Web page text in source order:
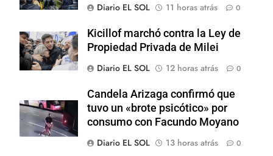
Diario EL SOL
11 horas atrás 0
Kicillof marchó contra la Ley de
Propiedad Privada de Milei
Diario EL SOL
12 horas atrás 0
Candela Arizaga confirmó que
tuvo un «brote psicótico» por
consumo con Facundo Moyano
Diario EL SOL
13 horas atrás 0